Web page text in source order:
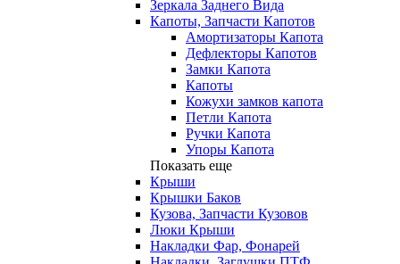
Зеркала Заднего Вида
Капоты, Запчасти Капотов
Амортизаторы Капота
Дефлекторы Капотов
Замки Капота
Капоты
Кожухи замков капота
Петли Капота
Ручки Капота
Упоры Капота
Показать еще
Крыши
Крышки Баков
Кузова, Запчасти Кузовов
Люки Крыши
Накладки Фар, Фонарей